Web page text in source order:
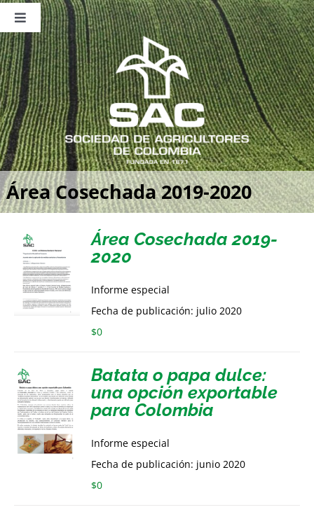
Saltar
contenido
Toggle
Navigation
Nosotros
Publicaciones
Sala de Prensa
Eventos
Área Cosechada 2019-2020
Área Cosechada 2019-
2020
Informe especial
Fecha de publicación: julio 2020
$0
Batata o papa dulce:
una opción exportable
para Colombia
Informe especial
Fecha de publicación: junio 2020
$0